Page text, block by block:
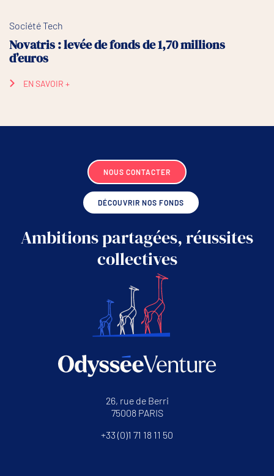
Société Tech
Novatris : levée de fonds de 1,70 millions
d’euros
EN SAVOIR +
NOUS CONTACTER
DÉCOUVRIR NOS FONDS
Ambitions partagées, réussites
collectives
26, rue de Berri
75008 PARIS
+33 (0)1 71 18 11 50